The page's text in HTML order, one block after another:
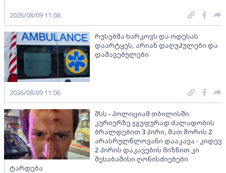
2026/08/09 11:08
რუსებმა ხარკოვს და ოდესას
დაარტყეს, არიან დაღუპულები და
დაშავებულები
2026/08/09 11:06
შსს - პოლიციამ თბილისში
კურიერზე ჯგუფურად ძალადობის
ბრალდებით 3 პირი, მათ შორის 2
არასრულწლოვანი დააკავა - კიდევ
2 პირის დაკავების მიზნით კი
შესაბამისი ღონისძიებები
ტარდება